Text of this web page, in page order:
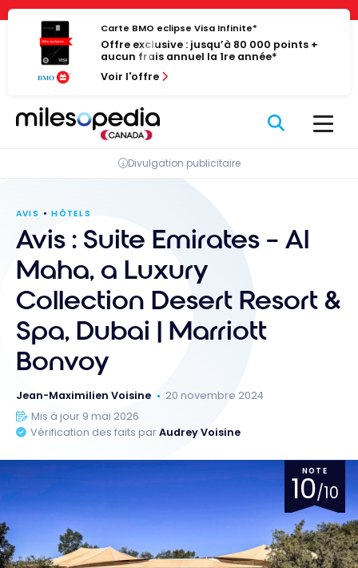
Panneau de gestion des cookies
Passer
contenu
Carte BMO eclipse Visa Infinite*
Offre exclusive : jusqu’à 80 000 points +
aucun frais annuel la 1re année*
Voir l'offre
Divulgation publicitaire
AVIS HÔTELS
Avis : Suite Emirates – Al
Maha, a Luxury
Collection Desert Resort &
Spa, Dubai | Marriott
Bonvoy
Jean-Maximilien Voisine
20 novembre 2024
Mis à jour 9 mai 2026
Vérification des faits parAudrey Voisine
NOTE
10/10